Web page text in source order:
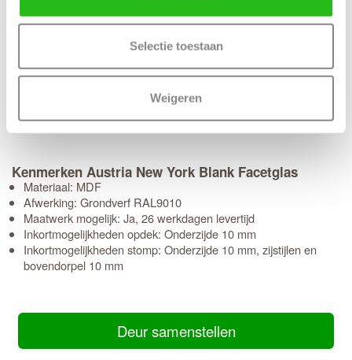
Selectie toestaan
Weigeren
Schikt het moment niet? Geen probleem, je kunt eenvoudig zelf
een later bezorgmoment inplannen dat jou beter uitkomt.
deze al binnen 5 werkdagen bij jethuisbezorgen.
bewerkingen, houd dan rekening met een
gemiddeld iets langere levertijd van circa 10 werkdagen.
Bekijk hier alle details over onzebezorgservice.
Kenmerken Austria New York Blank Facetglas
Materiaal: MDF
Afwerking: Grondverf RAL9010
Maatwerk mogelijk: Ja, 26 werkdagen levertijd
Inkortmogelijkheden opdek: Onderzijde 10 mm
Inkortmogelijkheden stomp: Onderzijde 10 mm, zijstijlen en
bovendorpel 10 mm
Deur samenstellen